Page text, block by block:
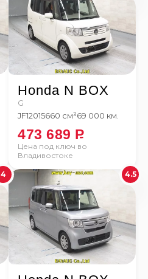
Honda N BOX
G
JF12015660 см³69 000 км.
Цена под ключ во
Владивостоке
473 689 P
4 4.5